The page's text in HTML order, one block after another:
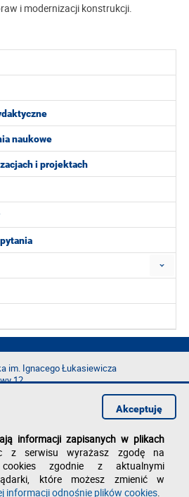
naukowe
i projektach
i modernizacji konstrukcji.
im. Ignacego Łukasiewicza
12
informacji zapisanych w plikach
z serwisu wyrażasz zgodę na
zgodnie z aktualnymi
które możesz zmienić w
informacji odnośnie plików cookies.
Akceptuję